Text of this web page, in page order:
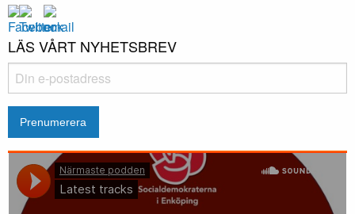
LÄS VÅRT NYHETSBREV